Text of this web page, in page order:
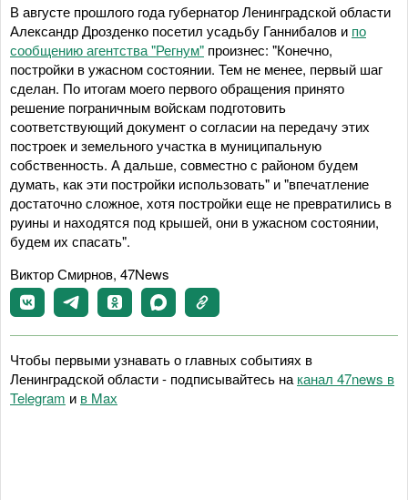
В августе прошлого года губернатор Ленинградской области
Александр Дрозденко посетил усадьбу Ганнибалов и по
сообщению агентства "Регнум" произнес: "Конечно,
постройки в ужасном состоянии. Тем не менее, первый шаг
сделан. По итогам моего первого обращения принято
решение пограничным войскам подготовить
соответствующий документ о согласии на передачу этих
построек и земельного участка в муниципальную
собственность. А дальше, совместно с районом будем
думать, как эти постройки использовать" и "впечатление
достаточно сложное, хотя постройки еще не превратились в
руины и находятся под крышей, они в ужасном состоянии,
будем их спасать".
Виктор Смирнов, 47News
Чтобы первыми узнавать о главных событиях в
Ленинградской области - подписывайтесь на канал 47news в
Telegram и в Maх